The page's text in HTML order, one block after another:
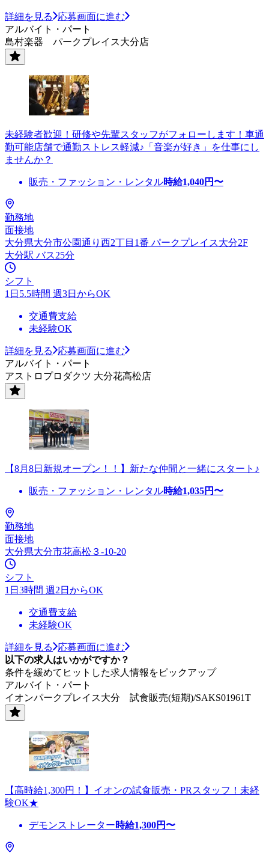
詳細を見る
応募画面に進む
アルバイト・パート
島村楽器 パークプレイス大分店
未経験者歓迎！研修や先輩スタッフがフォローします！車通
勤可能店舗で通勤ストレス軽減♪「音楽が好き」を仕事にし
ませんか？
販売・ファッション・レンタル時給1,040円〜
勤務地
面接地
大分県大分市公園通り西2丁目1番 パークプレイス大分2F
大分駅 バス25分
シフト
1日5.5時間 週3日からOK
交通費支給
未経験OK
詳細を見る
応募画面に進む
アルバイト・パート
アストロプロダクツ 大分花高松店
【8月8日新規オープン！！】新たな仲間と一緒にスタート♪
販売・ファッション・レンタル時給1,035円〜
勤務地
面接地
大分県大分市花高松３-10-20
シフト
1日3時間 週2日からOK
交通費支給
未経験OK
詳細を見る
応募画面に進む
以下の求人はいかがですか？
条件を緩めてヒットした求人情報をピックアップ
アルバイト・パート
イオンパークプレイス大分 試食販売(短期)/SAKS01961T
【高時給1,300円！】イオンの試食販売・PRスタッフ！未経
験OK★
デモンストレーター時給1,300円〜